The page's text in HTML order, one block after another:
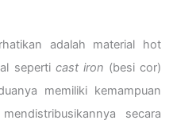
adalah material hot
seperti cast iron (besi cor)
memiliki kemampuan
secara